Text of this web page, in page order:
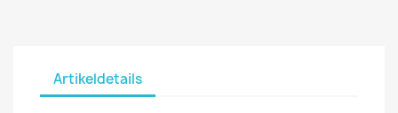
Artikeldetails